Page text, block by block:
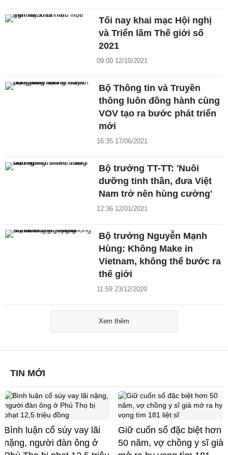
Tối nay khai mạc Hội nghị
và Triển lãm Thế giới số
2021
09:00 12/10/2021
Bộ Thông tin và Truyền
thông luôn đồng hành cùng
VOV tạo ra bước phát triển
mới
16:35 17/06/2021
Bộ trưởng TT-TT: 'Nuôi
dưỡng tinh thần, đưa Việt
Nam trở nên hùng cường'
12:36 12/01/2021
Bộ trưởng Nguyễn Mạnh
Hùng: Không Make in
Vietnam, không thể bước ra
thế giới
11:59 23/12/2020
Xem thêm
TIN MỚI
Bình luận cổ súy vay lãi
nặng, người đàn ông ở
Giữ cuốn sổ đặc biệt hơn
50 năm, vợ chồng y sĩ già